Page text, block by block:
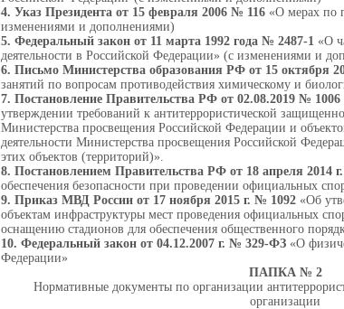
4. Указ Президента от 15 февраля 2006 № 116 «О мерах по
изменениями и дополнениями)
5. Федеральный закон от 11 марта 1992 года № 2487-1 «О
деятельности в Российской Федерации» (с изменениями и
6. Письмо Министерства образования РФ от 15 октября
занятий по вопросам противодействия химическому и
7. Постановление Правительства РФ от 02.08.2019 № 1006
утверждении требований к антитеррористической
Министерства просвещения Российской Федерации и
деятельности Министерства просвещения Российской
этих объектов (территорий)».
8. Постановлением Правительства РФ от 18 апреля 2014
обеспечения безопасности при проведении официальных
9. Приказ МВД России от 17 ноября 2015 г. № 1092 «Об
объектам инфраструктуры мест проведения официальных
оснащению стадионов для обеспечения общественного
10. Федеральный закон от 04.12.2007 г. № 329-ФЗ «О
Федерации»
ПАПКА № 2
Нормативные документы по организации
организации